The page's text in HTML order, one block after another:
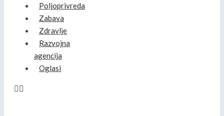
Poljoprivreda
Zabava
Zdravlje
Razvojna
agencija
Oglasi